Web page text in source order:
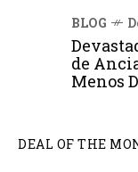
BLOG
de
Menos
DEAL OF THE